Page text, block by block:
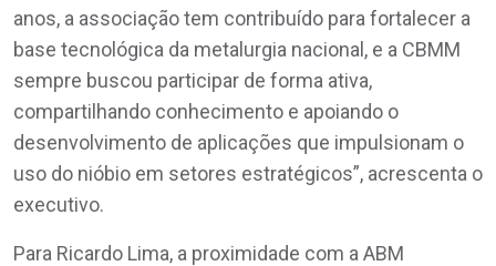
anos, a associação tem contribuído para fortalecer a
base tecnológica da metalurgia nacional, e a CBMM
sempre buscou participar de forma ativa,
compartilhando conhecimento e apoiando o
desenvolvimento de aplicações que impulsionam o
uso do nióbio em setores estratégicos”, acrescenta o
executivo.
Para Ricardo Lima, a proximidade com a ABM